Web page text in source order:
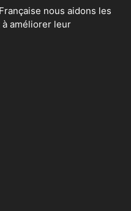
nous aidons les
améliorer leur